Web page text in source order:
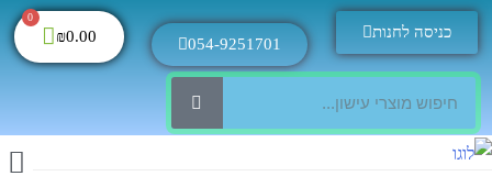
כניסה לחנות
054-9251701
₪0.00
0